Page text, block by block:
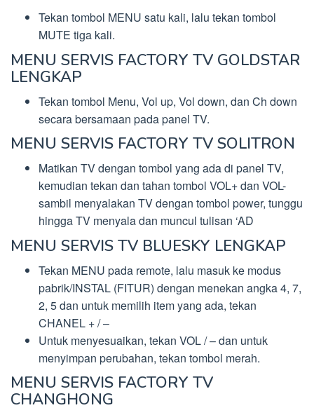
Tekan tombol MENU satu kali, lalu tekan tombol
MUTE tiga kali.
MENU SERVIS FACTORY TV GOLDSTAR
LENGKAP
Tekan tombol Menu, Vol up, Vol down, dan Ch down
secara bersamaan pada panel TV.
MENU SERVIS FACTORY TV SOLITRON
Matikan TV dengan tombol yang ada di panel TV,
kemudian tekan dan tahan tombol VOL+ dan VOL-
sambil menyalakan TV dengan tombol power, tunggu
hingga TV menyala dan muncul tulisan ‘AD
MENU SERVIS TV BLUESKY LENGKAP
Tekan MENU pada remote, lalu masuk ke modus
pabrik/INSTAL (FITUR) dengan menekan angka 4, 7,
2, 5 dan untuk memilih item yang ada, tekan
CHANEL + / –
Untuk menyesuaikan, tekan VOL / – dan untuk
menyimpan perubahan, tekan tombol merah.
MENU SERVIS FACTORY TV
CHANGHONG